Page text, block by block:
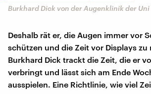
Burkhard Dick von der Augenklinik der Uni
Deshalb rät er, die Augen immer vor
schützen und die Zeit vor Displays zu
Burkhard Dick trackt die Zeit, die er
verbringt und lässt sich am Ende
ausspielen. Eine Richtlinie, wie viel